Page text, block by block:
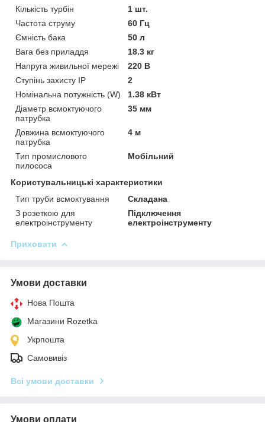
Кількість турбін
1 шт.
Частота струму
60 Гц
Ємність бака
50 л
Вага без приладдя
18.3 кг
Напруга живильної мережі
220 В
Ступінь захисту IP
2
Номінальна потужність (W)
1.38 кВт
Діаметр всмоктуючого
патрубка
35 мм
Довжина всмоктуючого
патрубка
4 м
Тип промислового
пилососа
Мобільний
Користувальницькі характеристики
Тип труби всмоктування
Складана
З розеткою для
електроінструменту
Підключення
електроінструменту
Приховати
Умови доставки
Нова Пошта
Магазини Rozetka
Укрпошта
Самовивіз
Всі умови доставки
Умови оплати